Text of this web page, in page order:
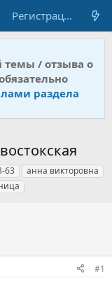
Регистрация
темы / отзыва о
раздела
63
анна викторовна
#1